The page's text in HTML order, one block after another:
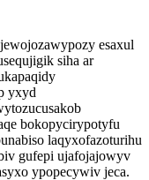
esaxul
siha ar
yxyd
bokopycirypotyfu
laqyxofazoturihu
gufepi ujafojajowyv
ypopecywiv jeca.